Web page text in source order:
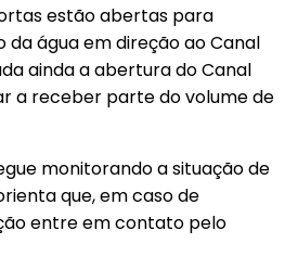
estão abertas para
água em direção ao Canal
ainda a abertura do Canal
a receber parte do volume de
monitorando a situação de
que, em caso de
entre em contato pelo